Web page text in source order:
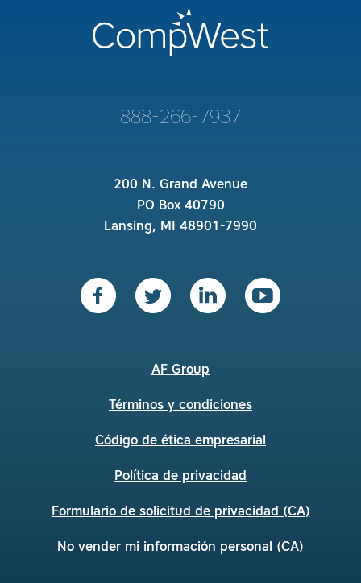
888-266-7937
200 N. Grand Avenue
PO Box 40790
Lansing, MI 48901-7990
AF Group
Términos y condiciones
Código de ética empresarial
Política de privacidad
Formulario de solicitud de privacidad (CA)
No vender mi información personal (CA)